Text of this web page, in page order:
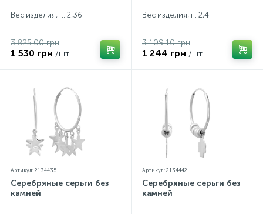
Вес изделия, г.: 2,36
3 825.00 грн
1 530 грн /шт.
Вес изделия, г.: 2,4
3 109.10 грн
1 244 грн /шт.
Артикул: 2134435
Серебряные серьги без
камней
Артикул: 2134442
Серебряные серьги без
камней